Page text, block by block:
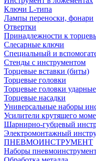
Ключи L-типа
Лампы переноски, фонари
Отвертки
Принадлежности к
Слесарные ключи
Специальный и
Стенды с инструментом
Торцевые вставки (биты)
Торцевые головки
Торцевые головки ударные
Торцевые насадки
Универсальные наборы
Усилители крутящего
Шарнирно-губцевый
Электромонтажный
ПНЕВМОИНСТРУМЕНТ
Наборы